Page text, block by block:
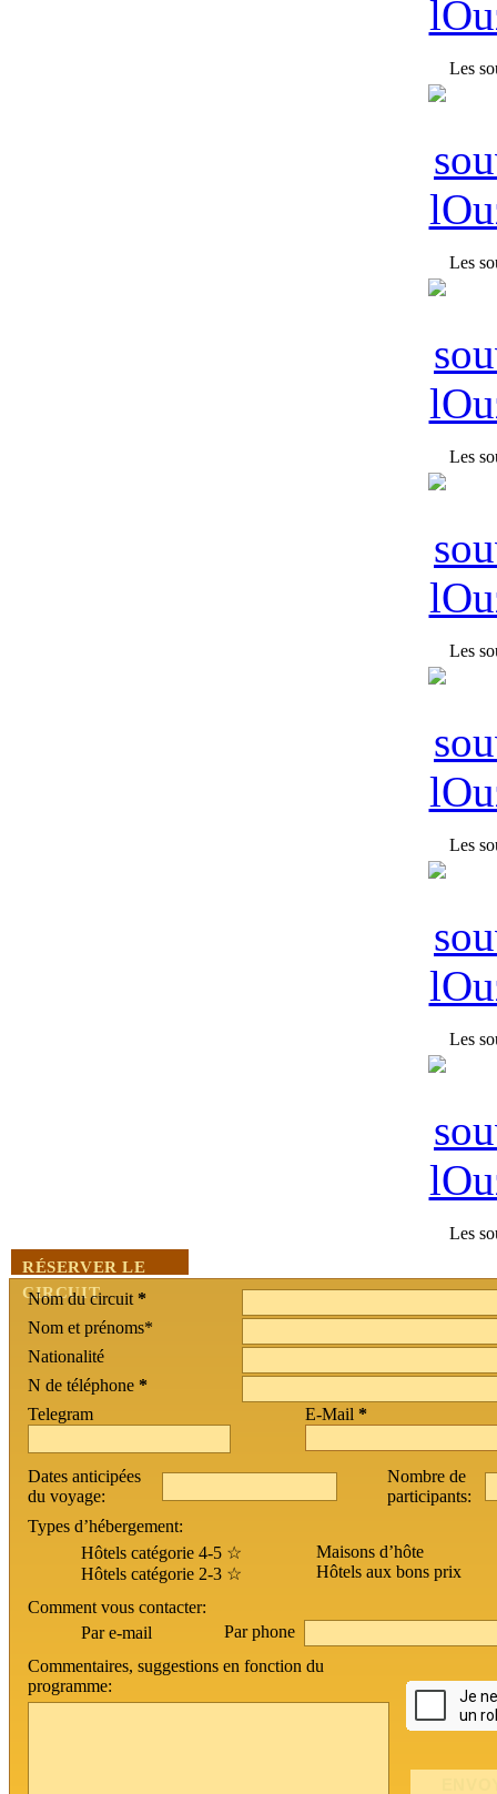
RÉSERVER LE
CIRCUIT
Nom du circuit *
Nom et prénoms*
Nationalité
N de téléphone *
Telegram
E-Mail *
Dates anticipées
du voyage:
Nombre de
participants:
Types d’hébergement:
Hôtels catégorie 4-5 ☆
Hôtels catégorie 2-3 ☆
Maisons d’hôte
Hôtels aux bons prix
Comment vous contacter:
Par e-mail
Par phone
Commentaires, suggestions en fonction du
programme: